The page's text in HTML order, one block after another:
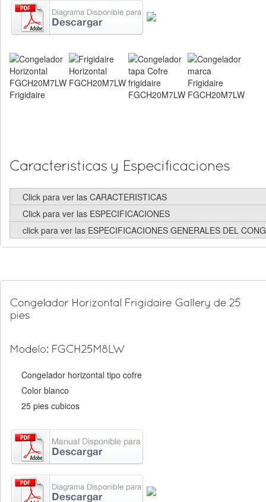
Click para ver las CARACTERISTICAS
Click para ver las ESPECIFICACIONES
click para ver las ESPECIFICACIONES GENERALES DEL
Congelador horizontal tipo cofre
Color blanco
25 pies cubicos